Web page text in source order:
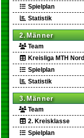
Spielplan
Statistik
2.Männer
Team
Kreisliga MTH Nord
Spielplan
Statistik
3.Männer
Team
2. Kreisklasse
Spielplan